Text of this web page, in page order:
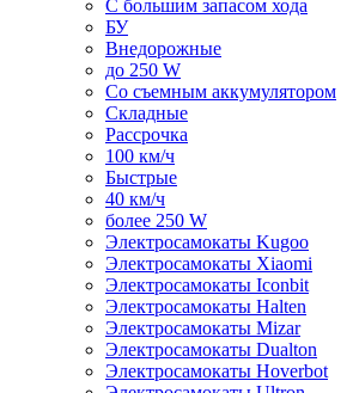
С большим запасом хода
БУ
Внедорожные
до 250 W
Со съемным аккумулятором
Складные
Рассрочка
100 км/ч
Быстрые
40 км/ч
более 250 W
Электросамокаты Kugoo
Электросамокаты Xiaomi
Электросамокаты Iconbit
Электросамокаты Halten
Электросамокаты Mizar
Электросамокаты Dualton
Электросамокаты Hoverbot